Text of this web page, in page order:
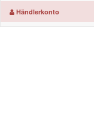
Händlerkonto